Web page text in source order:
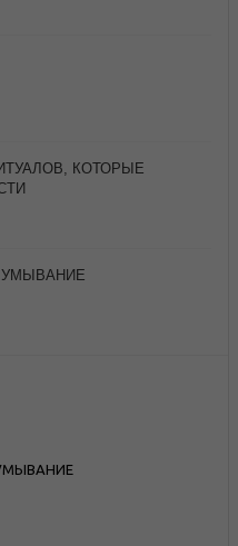
КОТОРЫЕ
УМЫВАНИЕ
ЙОГА НЫНЕШНЯЯ, ИЛИ
ХАТХА-ЙОГИ